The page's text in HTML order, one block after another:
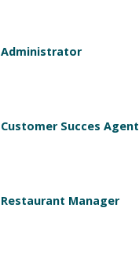
Administrator
Customer Succes Agent
Restaurant Manager